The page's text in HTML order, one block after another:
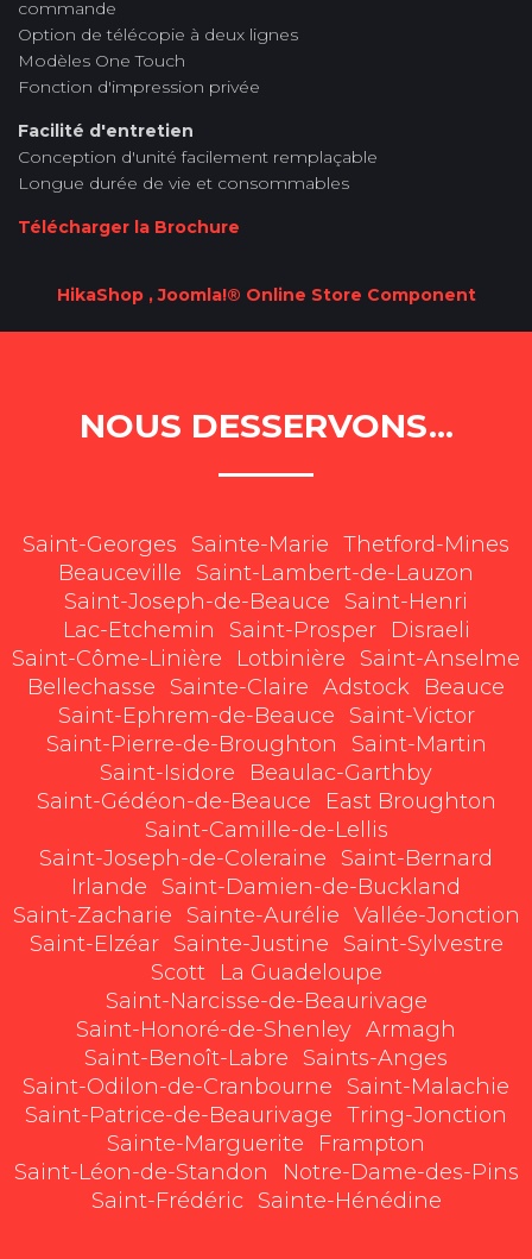
commande
Option de télécopie à deux lignes
Modèles One Touch
Fonction d'impression privée
Facilité d'entretien
Conception d'unité facilement remplaçable
Longue durée de vie et consommables
Télécharger la Brochure
HikaShop , Joomla!® Online Store Component
NOUS DESSERVONS...
Saint-Georges Sainte-Marie Thetford-Mines
Beauceville
Saint-Lambert-de-Lauzon
Saint-Joseph-de-Beauce
Saint-Henri
Lac-Etchemin
Saint-Prosper
Disraeli
Saint-Côme-Linière
Lotbinière
Saint-Anselme
Bellechasse
Sainte-Claire Adstock
Beauce
Saint-Ephrem-de-Beauce
Saint-Victor
Saint-Pierre-de-Broughton
Saint-Martin
Saint-Isidore
Beaulac-Garthby
Saint-Gédéon-de-Beauce
East Broughton
Saint-Camille-de-Lellis
Saint-Joseph-de-Coleraine
Saint-Bernard
Irlande
Saint-Damien-de-Buckland
Saint-Zacharie
Sainte-Aurélie Vallée-Jonction
Saint-Elzéar
Sainte-Justine
Saint-Sylvestre
Scott
La Guadeloupe
Saint-Narcisse-de-Beaurivage
Saint-Honoré-de-Shenley Armagh
Saint-Benoît-Labre
Saints-Anges
Saint-Odilon-de-Cranbourne
Saint-Malachie
Saint-Patrice-de-Beaurivage Tring-Jonction
Sainte-Marguerite
Frampton
Saint-Léon-de-Standon
Notre-Dame-des-Pins
Saint-Frédéric
Sainte-Hénédine